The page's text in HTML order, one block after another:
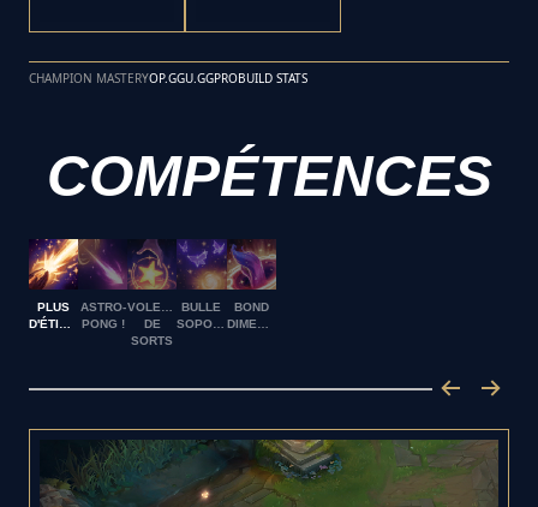
CHAMPION MASTERYOP.GGU.GGPROBUILD STATS
COMPÉTENCES
PLUS
ASTRO-
PONG !
VOLEUSE
DE
SORTS
BULLE
BOND